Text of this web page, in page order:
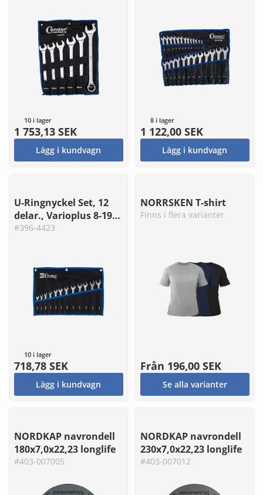
10 i lager
1 753,13 SEK
Lägg i kundvagn
8 i lager
1 122,00 SEK
Lägg i kundvagn
U-Ringnyckel Set, 12
delar., Varioplus 8-19
mm
#396-4423
10 i lager
718,78 SEK
Lägg i kundvagn
NORRSKEN T-shirt
Finns i flera varianter
Från 196,00 SEK
Se alla varianter
NORDKAP navrondell
180x7,0x22,23 longlife
#403-007005
NORDKAP navrondell
230x7,0x22,23 longlife
#403-007012